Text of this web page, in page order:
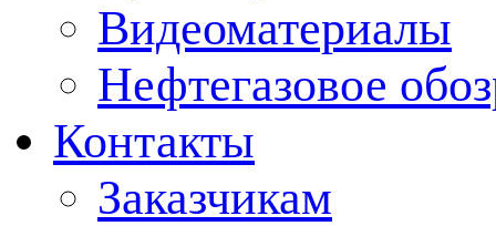
Видеоматериалы
Нефтегазовое
Контакты
Заказчикам